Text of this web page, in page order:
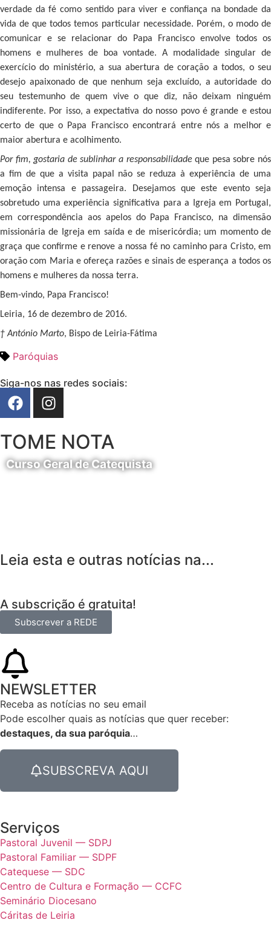
verdade da fé como sentido para viver e confiança na bondade da
vida de que todos temos particular necessidade. Porém, o modo de
comunicar e se relacionar do Papa Francisco envolve todos os
homens e mulheres de boa vontade. A modalidade singular de
exercício do ministério, a sua abertura de coração a todos, o seu
desejo apaixonado de que nenhum seja excluído, a autoridade do
seu testemunho de quem vive o que diz, não deixam ninguém
indiferente. Por isso, a expectativa do nosso povo é grande e estou
certo de que o Papa Francisco encontrará entre nós a melhor e
maior abertura e acolhimento.
Por fim, gostaria de sublinhar a responsabilidadeque pesa sobre nós
a fim de que a visita papal não se reduza à experiência de uma
emoção intensa e passageira. Desejamos que este evento seja
sobretudo uma experiência significativa para a Igreja em Portugal,
em correspondência aos apelos do Papa Francisco, na dimensão
missionária de Igreja em saída e de misericórdia; um momento de
graça que confirme e renove a nossa fé no caminho para Cristo, em
oração com Maria e ofereça razões e sinais de esperança a todos os
homens e mulheres da nossa terra.
Bem-vindo, Papa Francisco!
Leiria, 16 de dezembro de 2016.
† António Marto, Bispo de Leiria-Fátima
Paróquias
Siga-nos nas redes sociais:
TOME NOTA
Curso Geral de Catequista
Leia esta e outras notícias na...
A subscrição é gratuita!
Subscrever a REDE
NEWSLETTER
Receba as notícias no seu email​
Pode escolher quais as notícias que quer receber:
destaques, da sua paróquia…
SUBSCREVA AQUI
Serviços
Pastoral Juvenil — SDPJ
Pastoral Familiar — SDPF
Catequese — SDC
Centro de Cultura e Formação — CCFC
Seminário Diocesano
Cáritas de Leiria